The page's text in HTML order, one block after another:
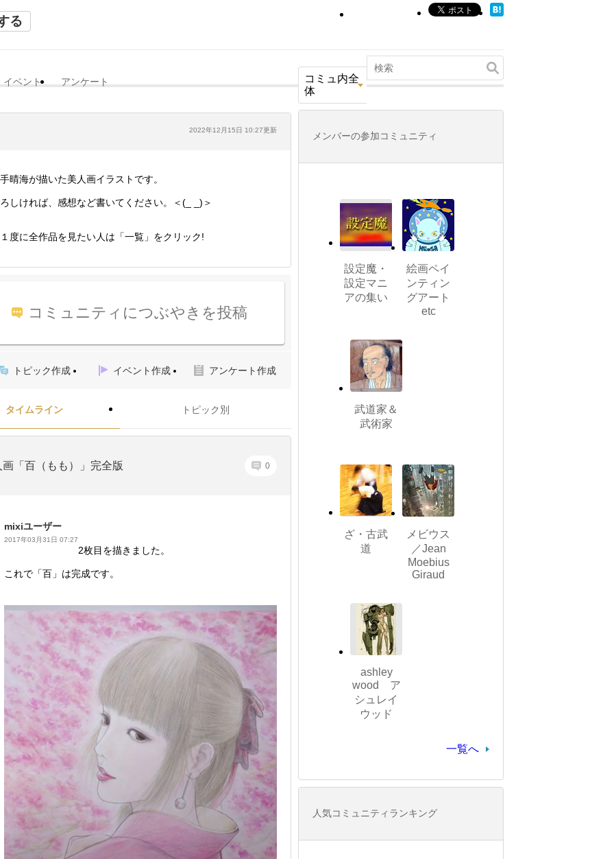
る
イベント アンケート
コミュ内全
体
2022年12月15日 10:27更新
晴海が描いた美人画イラストです。
しければ、感想など書いてください。＜(_ _)＞
度に全作品を見たい人は「一覧」をクリック!
コミュニティにつぶやきを投稿
トピック作成 イベント作成 アンケート作成
タイムライン トピック別
画「百（もも）」完全版 0
mixiユーザー
2017年03月31日 07:27
2枚目を描きました。
これで「百」は完成です。
メンバーの参加コミュニティ
設定魔・
設定マニ
アの集い
絵画ペイ
ンティン
グアート
etc
武道家＆
武術家
ざ・古武
道
メビウス
／Jean
Moebius
Giraud
ashley
wood ア
シュレイ
ウッド
一覧へ
人気コミュニティランキング